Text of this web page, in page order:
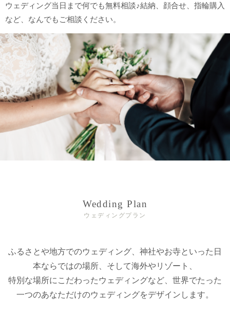
ウェディング当日まで何でも無料相談♪結納、顔合せ、指輪購入
など、なんでもご相談ください。
Wedding Plan
ウェディングプラン
ふるさとや地方でのウェディング、神社やお寺といった日
本ならではの場所、そして海外やリゾート、
特別な場所にこだわったウェディングなど、世界でたった
一つのあなただけのウェディングをデザインします。